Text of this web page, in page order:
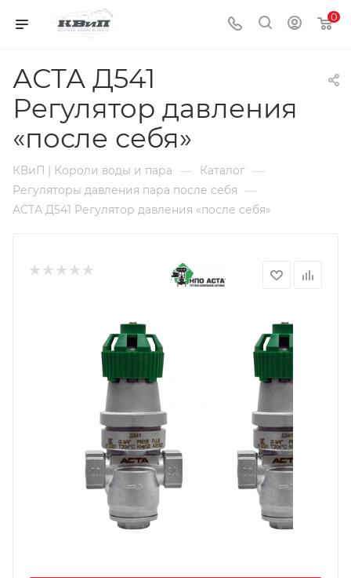
0
АСТА Д541
Регулятор давления
«после себя»
КВиП | Короли воды и пара — Каталог —
Регуляторы давления пара после себя —
АСТА Д541 Регулятор давления «после себя»